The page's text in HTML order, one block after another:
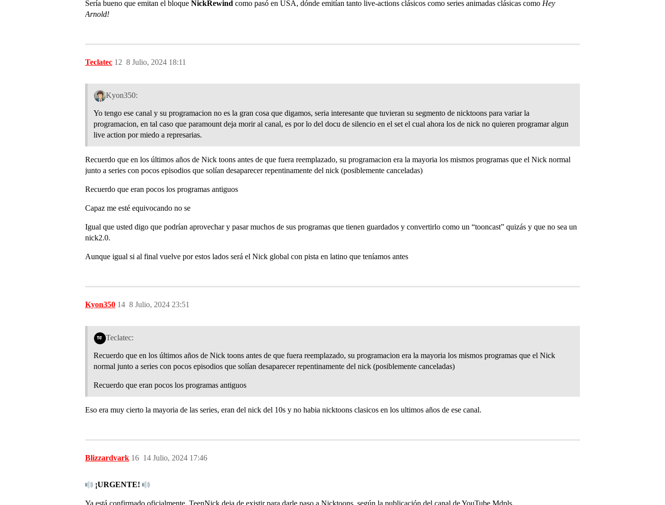
Sería bueno que emitan el bloque NickRewind como pasó en USA, dónde emitían tanto live-actions clásicos como series animadas clásicas como Hey
Arnold!
Teclatec 8 Julio, 2024 18:11
12
Kyon350:
Yo tengo ese canal y su programacion no es la gran cosa que digamos, seria interesante que tuvieran su segmento de nicktoons para variar la
programacion, en tal caso que paramount deja morir al canal, es por lo del docu de silencio en el set el cual ahora los de nick no quieren programar algun
live action por miedo a represarias.
Recuerdo que en los últimos años de Nick toons antes de que fuera reemplazado, su programacion era la mayoria los mismos programas que el Nick normal
junto a series con pocos episodios que solían desaparecer repentinamente del nick (posiblemente canceladas)
Recuerdo que eran pocos los programas antiguos
Capaz me esté equivocando no se
Igual que usted digo que podrían aprovechar y pasar muchos de sus programas que tienen guardados y convertirlo como un “tooncast” quizás y que no sea un
nick2.0.
Aunque igual si al final vuelve por estos lados será el Nick global con pista en latino que teníamos antes
Kyon350 8 Julio, 2024 23:51
14
Teclatec:
Recuerdo que en los últimos años de Nick toons antes de que fuera reemplazado, su programacion era la mayoria los mismos programas que el Nick
normal junto a series con pocos episodios que solían desaparecer repentinamente del nick (posiblemente canceladas)
Recuerdo que eran pocos los programas antiguos
Eso era muy cierto la mayoria de las series, eran del nick del 10s y no habia nicktoons clasicos en los ultimos años de ese canal.
Blizzardvark 14 Julio, 2024 17:46
16
¡URGENTE!
Ya está confirmado oficialmente, TeenNick deja de existir para darle paso a Nicktoons, según la publicación del canal de YouTube Mdpls.